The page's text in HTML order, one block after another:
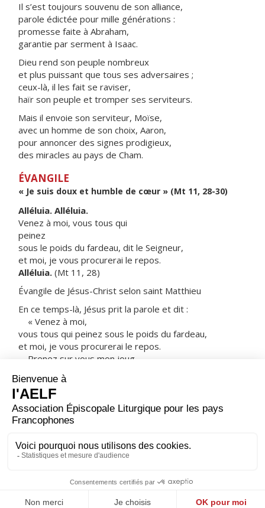
Il s’est toujours souvenu de son alliance,
parole édictée pour mille générations :
promesse faite à Abraham,
garantie par serment à Isaac.
Dieu rend son peuple nombreux
et plus puissant que tous ses adversaires ;
ceux-là, il les fait se raviser,
haïr son peuple et tromper ses serviteurs.
Mais il envoie son serviteur, Moïse,
avec un homme de son choix, Aaron,
pour annoncer des signes prodigieux,
des miracles au pays de Cham.
ÉVANGILE
« Je suis doux et humble de cœur » (Mt 11, 28-30)
Alléluia. Alléluia.
Venez à moi, vous tous qui
peinez
sous le poids du fardeau, dit le Seigneur,
et moi, je vous procurerai le repos.
Alléluia. (Mt 11, 28)
Évangile de Jésus-Christ selon saint Matthieu
En ce temps-là, Jésus prit la parole et dit :
« Venez à moi,
vous tous qui peinez sous le poids du fardeau,
et moi, je vous procurerai le repos.
Prenez sur vous mon joug,
car je suis doux et humble de cœur,
et vous trouverez le repos pour votre âme.
Oui, mon joug est facile à porter,
et mon fardeau, léger. »
– Acclamons la Parole de Dieu.